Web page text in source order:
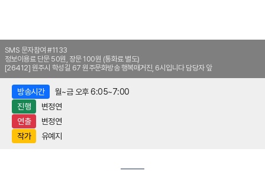
SMS 문자참여 #1133
정보이용료 단문 50원, 장문 100원 (통화료 별도)
[26412] 원주시 학성길 67 원주문화방송 행복매거진, 6시입니다 담당자 앞
방송시간
월~금 오후 6:05~7:00
진행
변정연
연출
변정연
작가
유예지